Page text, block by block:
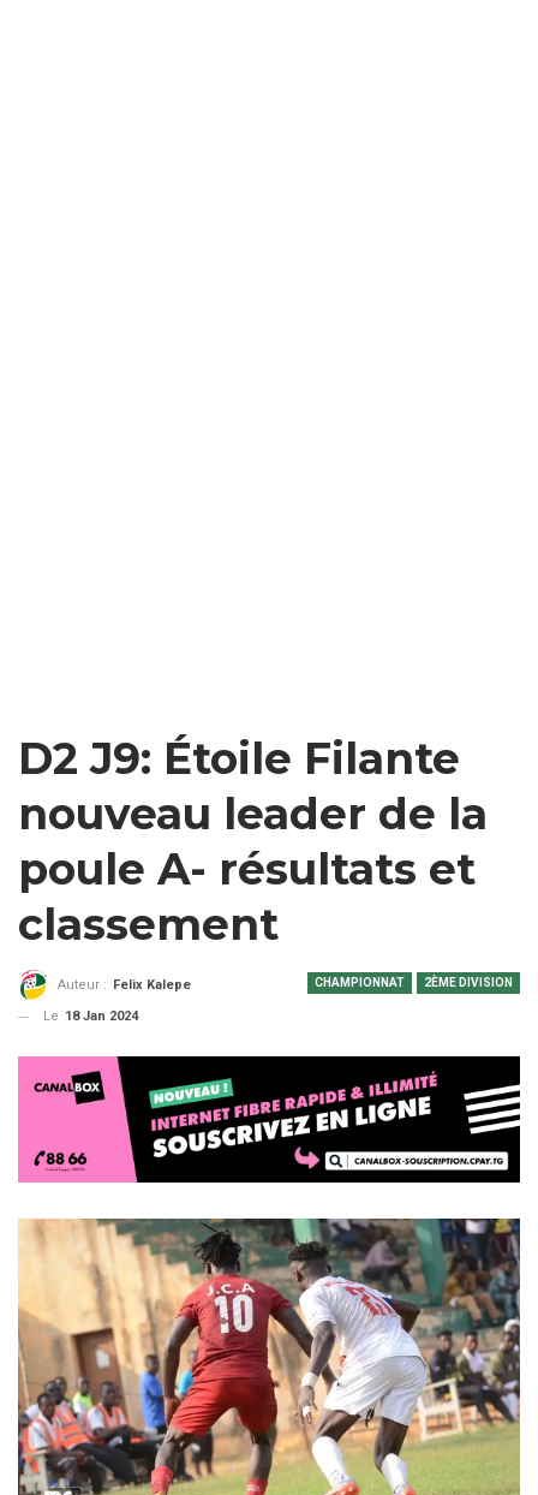
D2 J9: Étoile Filante
nouveau leader de la
poule A- résultats et
classement
CHAMPIONNAT 2ÈME DIVISION
Auteur :
Felix Kalepe
Le 18 Jan 2024